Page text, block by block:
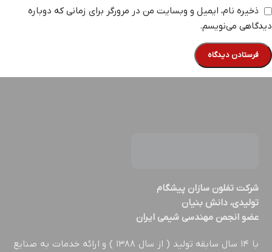
ذخیره نام، ایمیل و وبسایت من در مرورگر برای زمانی که دوباره
دیدگاهی می‌نویسم.
شركت تفلون سازان پيشگام
تولیدی، دانش بنیان
عضو انجمن مهندسي شيمي ايران
با ۱۴ سال سابقه تولید ( از سال ۱۳۸۸ ) و ارائه خدمات به صنایع